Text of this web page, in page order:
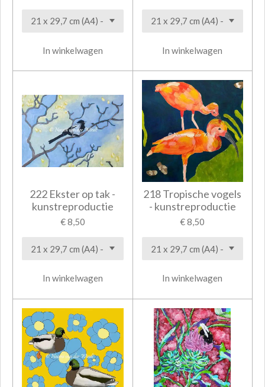
In winkelwagen In winkelwagen
222 Ekster op tak -
kunstreproductie
€ 8,50
In winkelwagen
218 Tropische vogels
- kunstreproductie
€ 8,50
In winkelwagen